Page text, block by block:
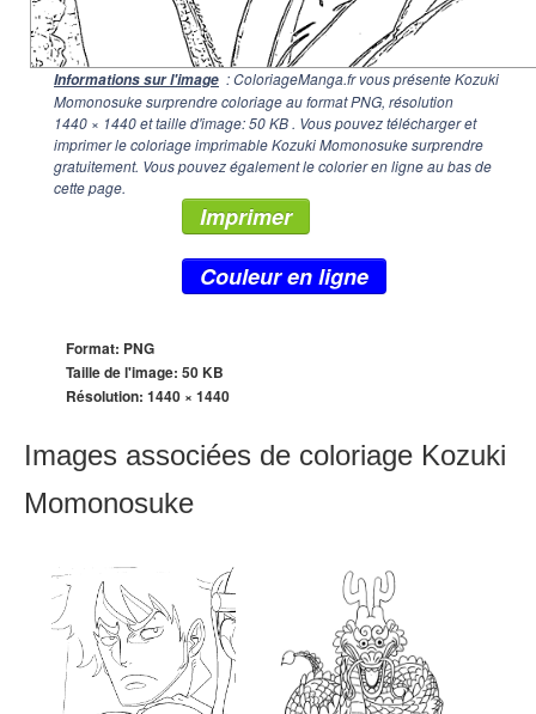
Informations sur l'image : ColoriageManga.fr vous présente Kozuki
Momonosuke surprendre coloriage au format PNG, résolution
1440 × 1440et taille d'image: 50 KB . Vous pouvez télécharger et
imprimer le coloriage imprimable Kozuki Momonosuke surprendre
gratuitement. Vous pouvez également le colorier en ligne au bas de
cette page.
Imprimer
Couleur en ligne
Format: PNG
Taille de l'image: 50 KB
Résolution: 1440 × 1440
Images associées de coloriage Kozuki
Momonosuke